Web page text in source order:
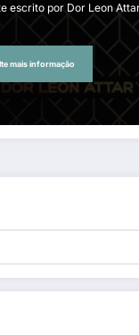
escrito por Dor Leon
mais informação